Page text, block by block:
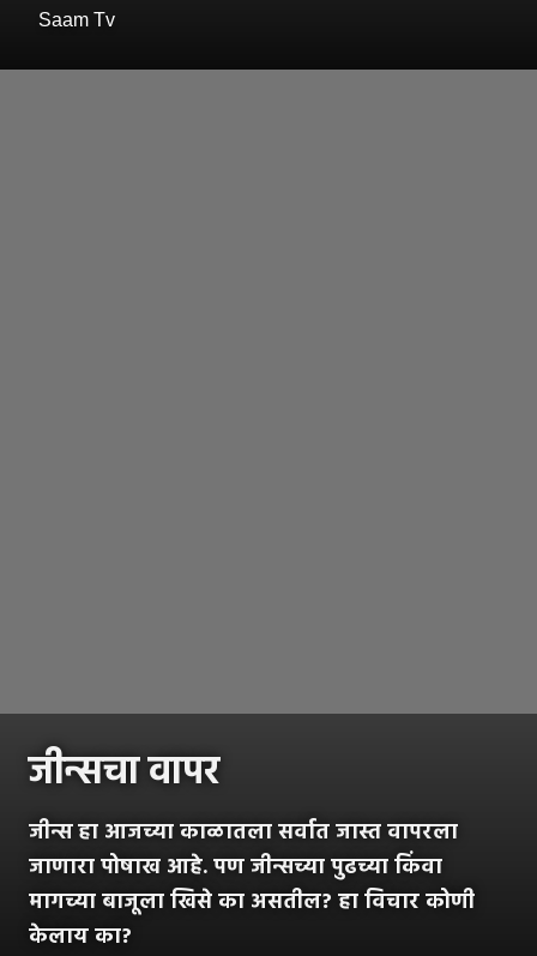
Saam Tv
जीन्सचा वापर
जीन्स हा आजच्या काळातला सर्वात जास्त वापरला
जाणारा पोषाख आहे. पण जीन्सच्या पुढच्या किंवा
मागच्या बाजूला खिसे का असतील? हा विचार कोणी
केलाय का?